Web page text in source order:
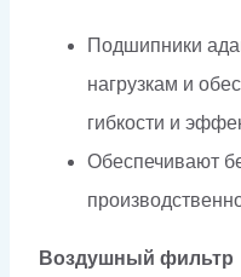
Подшипники
нагрузкам и
гибкости и
Обеспечивают
Воздушный фильтр